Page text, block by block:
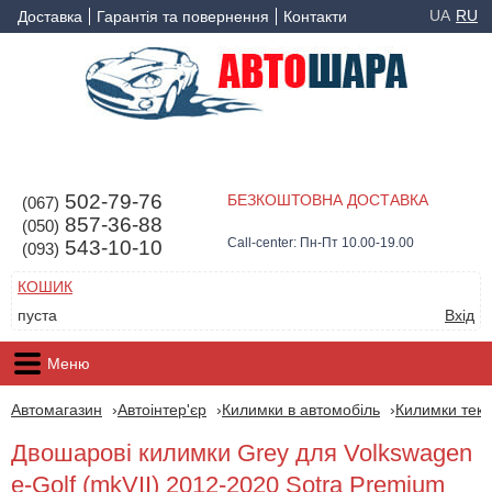
Доставка Гарантія та повернення Контакти UA RU
(067) 502-79-76
(050) 857-36-88
(093) 543-10-10
БЕЗКОШТОВНА ДОСТАВКА
Call-center: Пн-Пт 10.00-19.00
КОШИК
пуста
Вхід
Меню
Автомагазин Автоінтер'єр Килимки в автомобіль Килимки
Двошарові килимки Grey для Volkswagen
е-Golf (mkVII) 2012-2020 Sotra Premium